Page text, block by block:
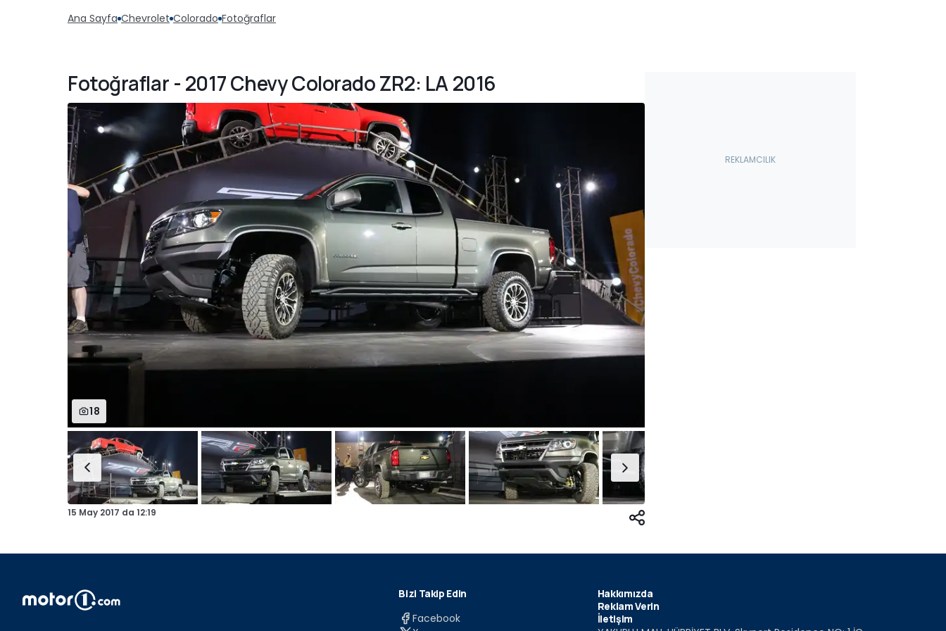
Ana Sayfa Chevrolet Colorado Fotoğraflar
Fotoğraflar - 2017 Chevy Colorado ZR2: LA 2016
18
15 May 2017 da 12:19
Bizi Takip Edin
Facebook
Hakkımızda
Reklam Verin
İletişim